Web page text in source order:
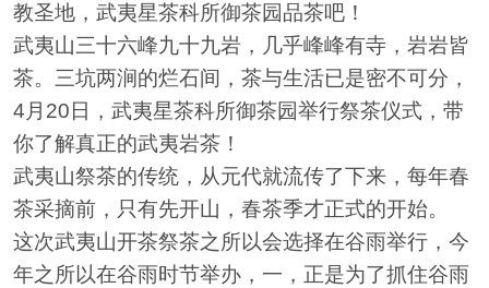
教圣地，武夷星茶科所御茶园品茶吧！
武夷山三十六峰九十九岩，几乎峰峰有寺，岩岩皆
茶。三坑两涧的烂石间，茶与生活已是密不可分，
4月20日，武夷星茶科所御茶园举行祭茶仪式，带
你了解真正的武夷岩茶！
武夷山祭茶的传统，从元代就流传了下来，每年春
茶采摘前，只有先开山，春茶季才正式的开始。
这次武夷山开茶祭茶之所以会选择在谷雨举行，今
年之所以在谷雨时节举办，一，正是为了抓住谷雨